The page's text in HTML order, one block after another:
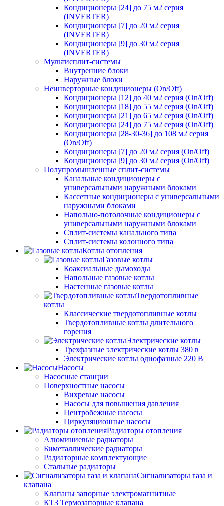
Кондиционеры [24] до 75 м2 серия
(INVERTER)
Кондиционеры [7] до 20 м2 серия
(INVERTER)
Кондиционеры [9] до 30 м2 серия
(INVERTER)
Мультисплит-системы
Внутренние блоки
Наружные блоки
Неинверторные кондиционеры (On/Off)
Кондиционеры [12] до 40 м2 серия (On/Off)
Кондиционеры [18] до 55 м2 серия (On/Off)
Кондиционеры [21] до 65 м2 серия (On/Off)
Кондиционеры [24] до 75 м2 серия (On/Off)
Кондиционеры [28-30-36] до 108 м2 серия
(On/Off)
Кондиционеры [7] до 20 м2 серия (On/Off)
Кондиционеры [9] до 30 м2 серия (On/Off)
Полупромышленные сплит-системы
Канальные кондиционеры с
универсальными наружными блоками
Кассетные кондиционеры с универсальными
наружными блоками
Напольно-потолочные кондиционеры с
универсальными наружными блоками
Сплит-системы канального типа
Сплит-системы колонного типа
Котлы отопления
Газовые котлы
Коаксиальные дымоходы
Напольные газовые котлы
Настенные газовые котлы
Твердотопливные
котлы
Классические твердотопливные котлы
Твердотопливные котлы длительного
горения
Электрические котлы
Трехфазные электрические котлы 380 в
Электрические котлы однофазные 220 В
Насосы
Насосные станции
Поверхностные насосы
Вихревые насосы
Насосы для повышения давления
Центробежные насосы
Циркуляционные насосы
Радиаторы отопления
Алюминиевые радиаторы
Биметаллические радиаторы
Радиаторные комплектующие
Стальные радиаторы
Сигнализаторы газа и
клапана
Клапаны запорные электромагнитные
КТЗ Термозапорные клапана